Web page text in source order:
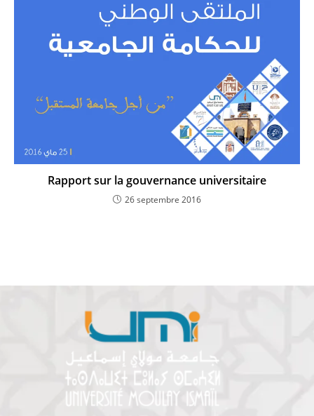
Rapport sur la gouvernance universitaire
26 septembre 2016